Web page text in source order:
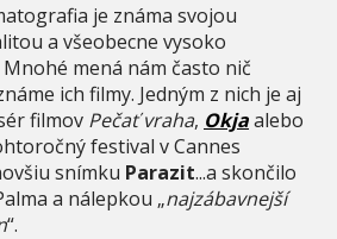
je známa svojou
a všeobecne vysoko
mená nám často nič
ich filmy. Jedným z nich je aj
filmov Pečať vraha, Okjaalebo
festival v Cannes
snímku Parazit...a skončilo
a nálepkou „najzábavnejší
“.